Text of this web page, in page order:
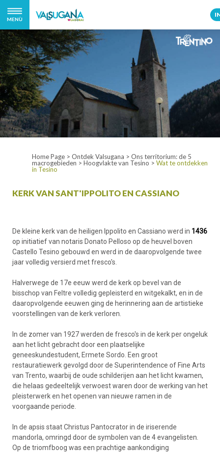
MENÙ
Home Page > Ontdek Valsugana > Ons territorium: de 5
macrogebieden > Hoogvlakte van Tesino > Wat te ontdekken
in Tesino
KERK VAN SANT'IPPOLITO EN CASSIANO
De kleine kerk van de heiligen Ippolito en Cassiano werd in 1436
op initiatief van notaris Donato Pelloso op de heuvel boven
Castello Tesino gebouwd en werd in de daaropvolgende twee
jaar volledig versierd met fresco's.
Halverwege de 17e eeuw werd de kerk op bevel van de
bisschop van Feltre volledig gepleisterd en witgekalkt, en in de
daaropvolgende eeuwen ging de herinnering aan de artistieke
voorstellingen van de kerk verloren.
In de zomer van 1927 werden de fresco's in de kerk per ongeluk
aan het licht gebracht door een plaatselijke
geneeskundestudent, Ermete Sordo. Een groot
restauratiewerk gevolgd door de Superintendence of Fine Arts
van Trento, waarbij de oude schilderijen aan het licht kwamen,
die helaas gedeeltelijk verwoest waren door de werking van het
pleisterwerk en het openen van nieuwe ramen in de
voorgaande periode.
In de apsis staat Christus Pantocrator in de iriserende
mandorla, omringd door de symbolen van de 4 evangelisten.
Op de triomfboog was een prachtige aankondiging